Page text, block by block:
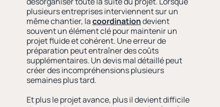
plusieurs entreprises interviennent sur un
même chantier, lacoordinationdevient
souvent un élément clé pour maintenir un
projet fluide et cohérent. Une erreur de
préparation peut entraîner des coûts
supplémentaires. Un devis mal détaillé peut
créer des incompréhensions plusieurs
semaines plus tard.
Et plus le projet avance, plus il devient difficile